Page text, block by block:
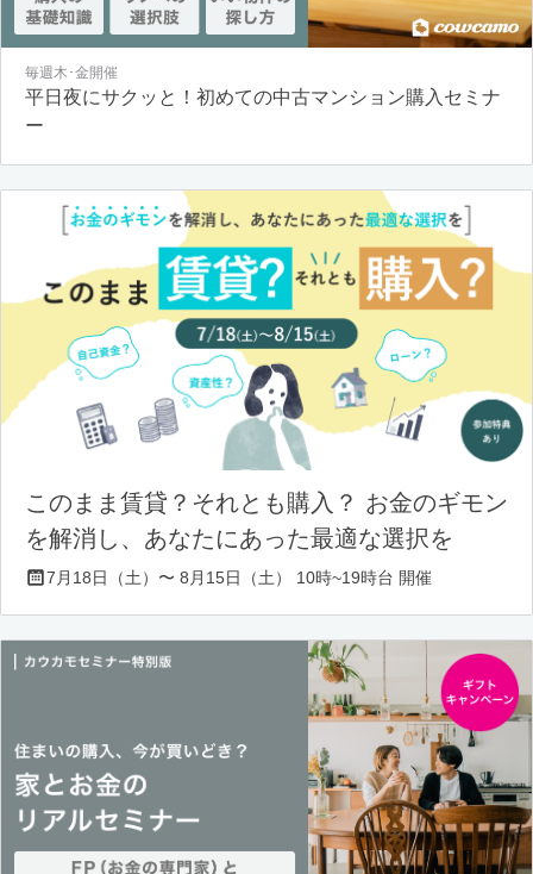
毎週木･金開催
平日夜にサクッと！初めての中古マンション購入セミナ
ー
このまま賃貸？それとも購入？ お金のギモン
を解消し、あなたにあった最適な選択を
7月18日（土）〜 8月15日（土） 10時~19時台 開催